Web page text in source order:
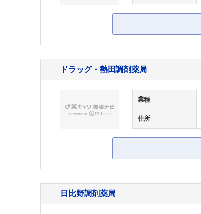
ドラッグ・熱田調剤薬局
業種
住所
日比野調剤薬局